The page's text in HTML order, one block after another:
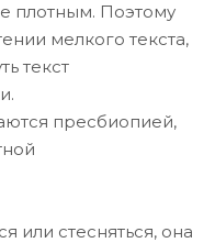
плотным. Поэтому
мелкого текста,
текст
пресбиопией,
или стесняться, она